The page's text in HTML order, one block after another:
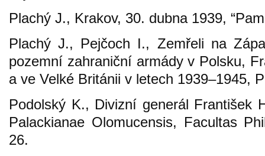
Plachý J., Krakov, 30. dubna 1939,
Plachý J., Pejčoch I., Zemřeli na
pozemní zahraniční armády v Polsku,
a ve Velké Británii v letech 1939–1945,
Podolský K., Divizní generál František
Palackianae Olomucensis, Facultas
26.